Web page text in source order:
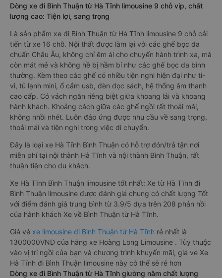
Dòng xe đi Bình Thuận từ Hà Tĩnh limousine 9 chỗ vip, chất
lượng cao: Tiện lợi, sang trọng
Là sản phẩm xe đi Bình Thuận từ Hà Tĩnh limousine 9 chỗ cải
tiến từ xe 16 chỗ. Nội thất được làm lại với các ghế bọc da
chuẩn Châu Âu, không chỉ êm ái cho chuyến hành trình xa, mà
còn mát mẻ và không hề bị hầm bí như các ghế bọc da bình
thường. Kèm theo các ghế có nhiều tiện nghi hiện đại như ti-
vi, tủ lạnh mini, ổ cắm usb, đèn đọc sách, hệ thống âm thanh
cao cấp. Có vách ngăn riêng biệt giữa khoang lái và khoang
hành khách. Khoảng cách giữa các ghế ngồi rất thoải mái,
không nhồi nhét. Luôn đáp ứng được nhu cầu về sang trọng,
thoải mái và tiện nghi trong việc di chuyển.
Đây là loại xe Hà Tĩnh Bình Thuận có hỗ trợ đón/trả tận nơi
miễn phí tại nội thành Hà Tĩnh và nội thành Bình Thuận, rất
thuận tiện cho du khách.
Xe Hà Tĩnh Bình Thuận limousine tốt nhất: Xe từ Hà Tĩnh đi
Bình Thuận limousine được đánh giá chung có chất lượng Tốt
với điểm đánh giá trung bình từ 3.9/5 dựa trên 208 phản hồi
của hành khách Xe về Bình Thuận từ Hà Tĩnh.
Giá vé xe limousine đi Bình Thuận từ Hà Tĩnh rẻ nhất là
1300000VND của hãng xe Hoàng Long Limousine . Tùy thuộc
vào vị trí ngồi của bạn và chương trình khuyến mãi, giá vé Xe
Hà Tĩnh đi Bình Thuận limousine này có thể sẽ rẻ hơn
Dòng xe đi Bình Thuận từ Hà Tĩnh giường nằm chất lượng